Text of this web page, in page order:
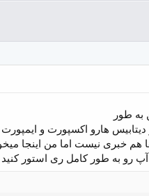
به طور
دیتابیس هارو اکسپورت و
هم خبری نیست اما من اینجا
رو به طور کامل ری استور